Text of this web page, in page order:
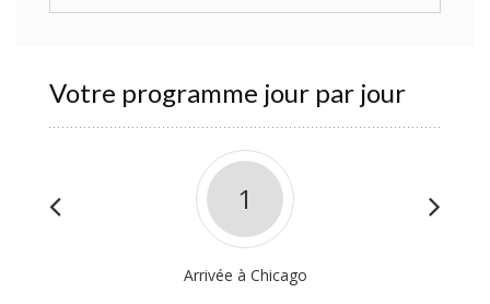
Votre programme jour par jour
1
Arrivée à Chicago